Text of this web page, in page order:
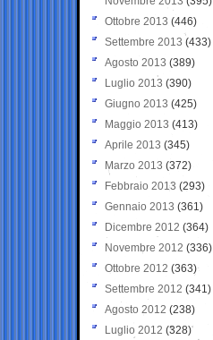
Ottobre 2013 (446)
Settembre 2013 (433)
Agosto 2013 (389)
Luglio 2013 (390)
Giugno 2013 (425)
Maggio 2013 (413)
Aprile 2013 (345)
Marzo 2013 (372)
Febbraio 2013 (293)
Gennaio 2013 (361)
Dicembre 2012 (364)
Novembre 2012 (336)
Ottobre 2012 (363)
Settembre 2012 (341)
Agosto 2012 (238)
Luglio 2012 (328)